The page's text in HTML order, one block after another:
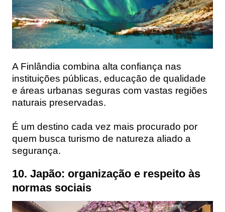
A Finlândia combina alta confiança nas
instituições públicas, educação de qualidade
e áreas urbanas seguras com vastas regiões
naturais preservadas.
É um destino cada vez mais procurado por
quem busca turismo de natureza aliado a
segurança.
10. Japão: organização e respeito às
normas sociais